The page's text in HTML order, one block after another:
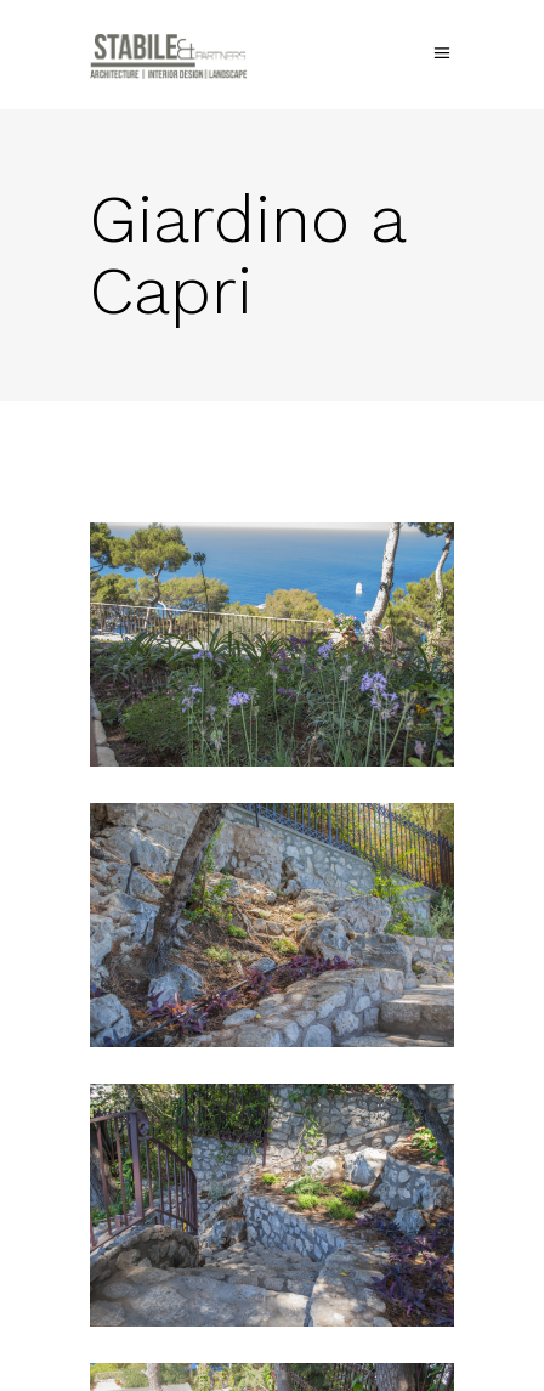
Giardino a
Capri